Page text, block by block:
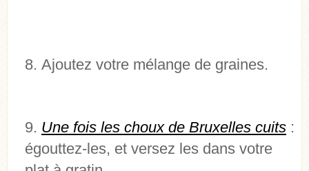
Ajoutez votre mélange de graines.
Une fois les choux de Bruxelles cuits :
égouttez-les, et versez les dans votre